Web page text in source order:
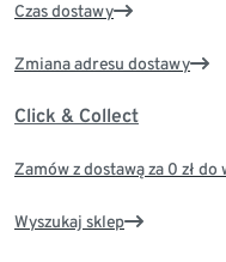
Czas dostawy
Zmiana adresu dostawy
Click & Collect
Zamów z dostawą za 0 zł
Wyszukaj sklep